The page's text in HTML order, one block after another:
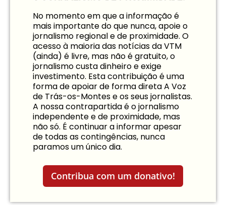
No momento em que a informação é
mais importante do que nunca, apoie o
jornalismo regional e de proximidade. O
acesso à maioria das notícias da VTM
(ainda) é livre, mas não é gratuito, o
jornalismo custa dinheiro e exige
investimento. Esta contribuição é uma
forma de apoiar de forma direta A Voz
de Trás-os-Montes e os seus jornalistas.
A nossa contrapartida é o jornalismo
independente e de proximidade, mas
não só. É continuar a informar apesar
de todas as contingências, nunca
paramos um único dia.
Contribua com um donativo!